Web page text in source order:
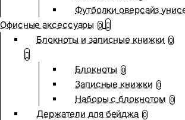
Футболки оверсайз
Офисные аксессуары 0
Блокноты и записные книжки 0
Блокноты 0
Записные книжки 0
Наборы с блокнотом 0
Держатели для бейджа 0